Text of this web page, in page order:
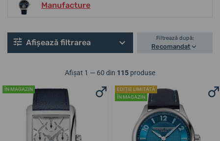
Manufacture
Afișează filtrarea Filtrează după:
Recomandat
Afișat 1 — 60 din 115 produse
ÎN MAGAZIN
EDIȚIE LIMITATĂ
ÎN MAGAZIN